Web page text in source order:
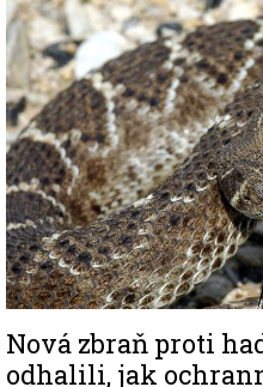
Nová zbraň proti
odhalili, jak